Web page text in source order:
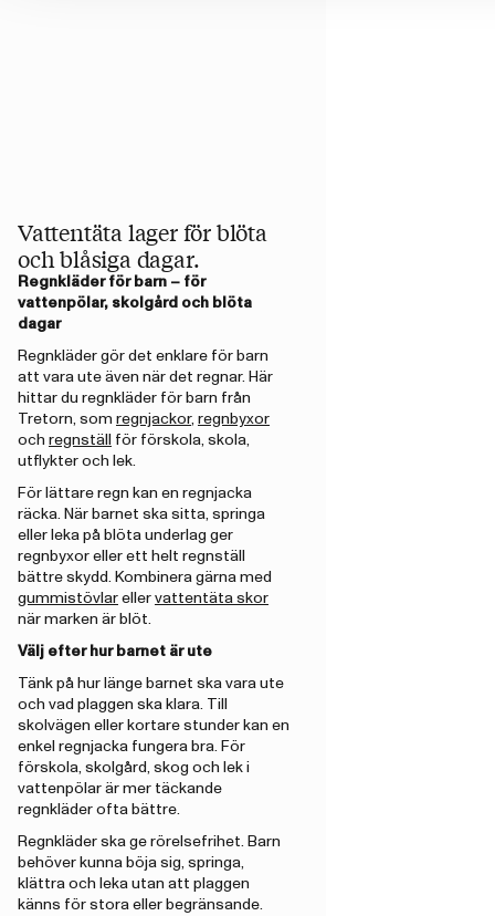
Vattentäta lager för blöta
och blåsiga dagar.
Regnkläder för barn – för
vattenpölar, skolgård och blöta
dagar
Regnkläder gör det enklare för barn
att vara ute även när det regnar. Här
hittar du regnkläder för barn från
Tretorn, som regnjackor, regnbyxor
och regnställ
för förskola, skola,
utflykter och lek.
För lättare regn kan en regnjacka
räcka. När barnet ska sitta, springa
eller leka på blöta underlag ger
regnbyxor eller ett helt regnställ
bättre skydd. Kombinera gärna med
gummistövlar eller vattentäta skor
när marken är blöt.
Välj efter hur barnet är ute
Tänk på hur länge barnet ska vara ute
och vad plaggen ska klara. Till
skolvägen eller kortare stunder kan en
enkel regnjacka fungera bra. För
förskola, skolgård, skog och lek i
vattenpölar är mer täckande
regnkläder ofta bättre.
Regnkläder ska ge rörelsefrihet. Barn
behöver kunna böja sig, springa,
klättra och leka utan att plaggen
känns för stora eller begränsande.